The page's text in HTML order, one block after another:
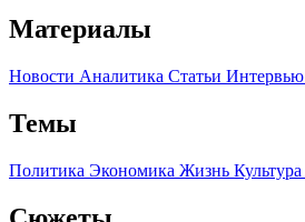
Материалы
Новости Аналитика Статьи Интервью
Темы
Политика Экономика Жизнь Культура